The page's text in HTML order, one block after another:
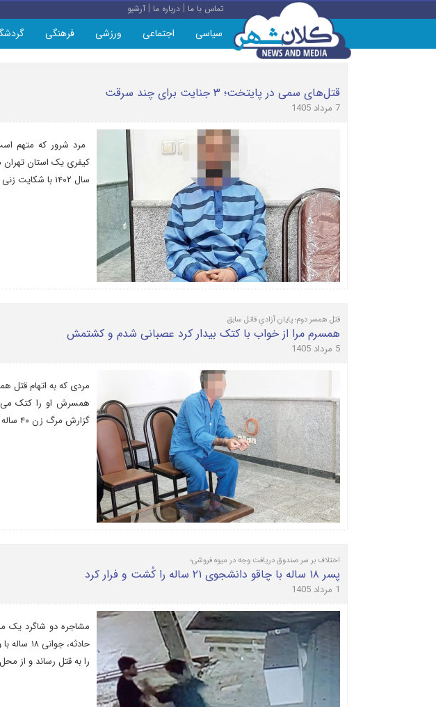
تماس با ما |درباره ما |آرشیو
سیاسی اجتماعی ورزشی فرهنگی
قتل‌های سمی در پایتخت؛ ۳ جنایت برای چند سرقت
7 مرداد 1405
کیفری یک استان تهران
سال ۱۴۰۲ با شکایت زنی جوان مبنی بر ناپدید شدن همسرش ...
قتل همسر دوم؛ پایانِ آزادیِ قاتل سابق
همسرم مرا از خواب با کتک بیدار کرد عصبانی شدم و کشتمش
5 مرداد 1405
مردی که به اتهام قتل
همسرش او را کتک می
گزارش مرگ زن ۴۰ ساله ای به پلیس اعلام شد، با حضور ...
اختلاف بر سر صندوق دریافت وجه در میوه فروشی؛
پسر ۱۸ ساله با چاقو دانشجوی ۲۱ ساله را کُشت و فرار کرد
1 مرداد 1405
مشاجره دو شاگرد یک
را به قتل رساند و از